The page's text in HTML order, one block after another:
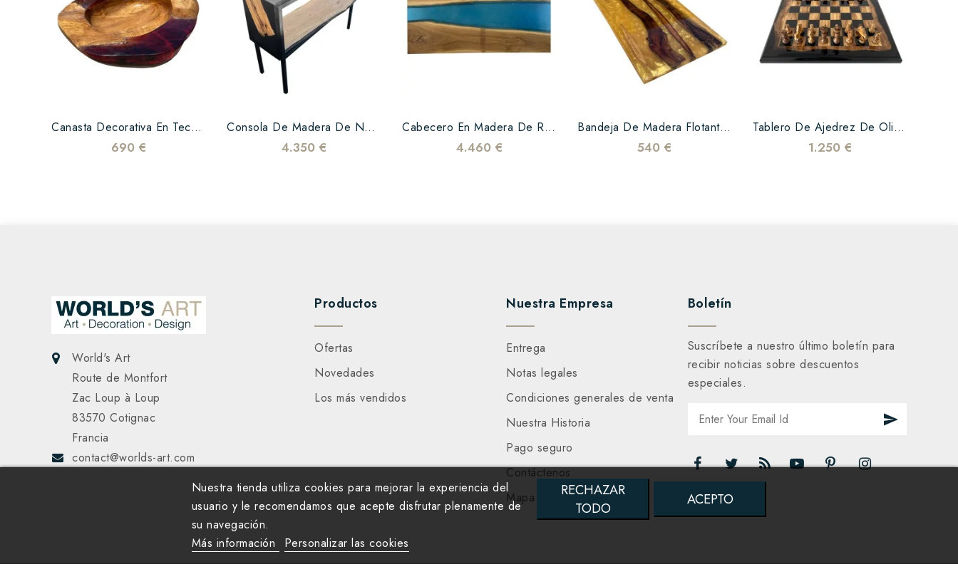
Canasta Decorativa En Teca...
690 €
Consola De Madera De Nogal,...
4.350 €
Cabecero En Madera De Roble...
4.460 €
Bandeja De Madera Flotante...
540 €
Tablero De Ajedrez De Olivo...
1.250 €
World's Art
Route de Montfort
Zac Loup à Loup
83570 Cotignac
Francia
contact@worlds-art.com
Productos
Ofertas
Novedades
Los más vendidos
Nuestra Empresa
Entrega
Notas legales
Condiciones generales de venta
Nuestra Historia
Pago seguro
Contáctenos
Mapa del sitio
Boletín
Suscríbete a nuestro último boletín para
recibir noticias sobre descuentos
especiales.
Nuestra tienda utiliza cookies para mejorar la experiencia del
usuario y le recomendamos que acepte disfrutar plenamente de
su navegación.
Más información
Personalizar las cookies
RECHAZAR
TODO
ACEPTO